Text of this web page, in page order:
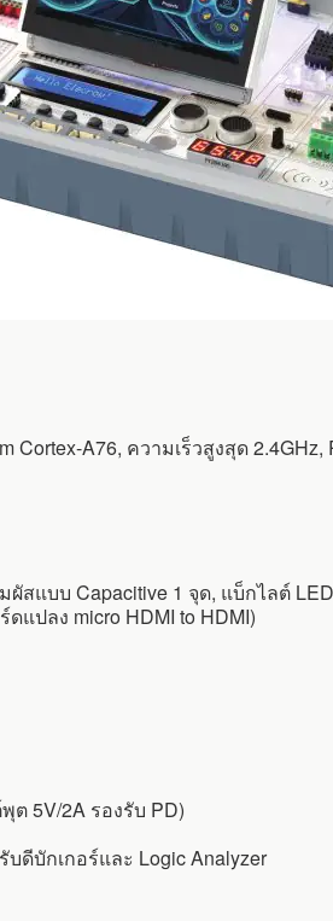
Cortex-A76, ความเร็วสูงสุด
สแบบ Capacitive 1 จุด, แบ็กไลต์
แปลง micro HDMI to HDMI)
ต 5V/2A รองรับ PD)
ดีบักเกอร์และ Logic Analyzer